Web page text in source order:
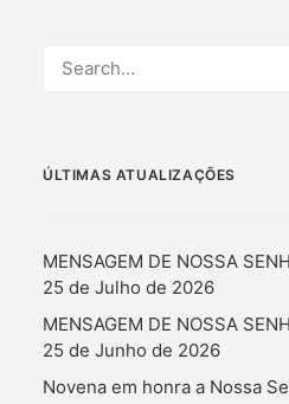
ÚLTIMAS ATUALIZAÇÕES
MENSAGEM DE NOSSA
25 de Julho de 2026
MENSAGEM DE NOSSA
25 de Junho de 2026
Novena em honra a Nossa